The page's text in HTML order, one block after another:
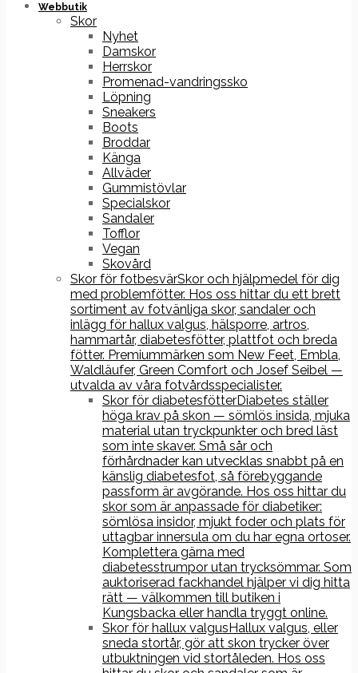
Webbutik
Skor
Nyhet
Damskor
Herrskor
Promenad-vandringssko
Löpning
Sneakers
Boots
Broddar
Känga
Allväder
Gummistövlar
Specialskor
Sandaler
Tofflor
Vegan
Skovård
Skor för fotbesvärSkor och hjälpmedel för dig
med problemfötter. Hos oss hittar du ett brett
sortiment av fotvänliga skor, sandaler och
inlägg för hallux valgus, hälsporre, artros,
hammartår, diabetesfötter, plattfot och breda
fötter. Premiummärken som New Feet, Embla,
Waldläufer, Green Comfort och Josef Seibel —
utvalda av våra fotvårdsspecialister.
Skor för diabetesfötterDiabetes ställer
höga krav på skon — sömlös insida, mjuka
material utan tryckpunkter och bred läst
som inte skaver. Små sår och
förhårdnader kan utvecklas snabbt på en
känslig diabetesfot, så förebyggande
passform är avgörande. Hos oss hittar du
skor som är anpassade för diabetiker:
sömlösa insidor, mjukt foder och plats för
uttagbar innersula om du har egna ortoser.
Komplettera gärna med
diabetesstrumpor utan trycksömmar. Som
auktoriserad fackhandel hjälper vi dig hitta
rätt — välkommen till butiken i
Kungsbacka eller handla tryggt online.
Skor för hallux valgusHallux valgus, eller
sneda stortår, gör att skon trycker över
utbuktningen vid stortåleden. Hos oss